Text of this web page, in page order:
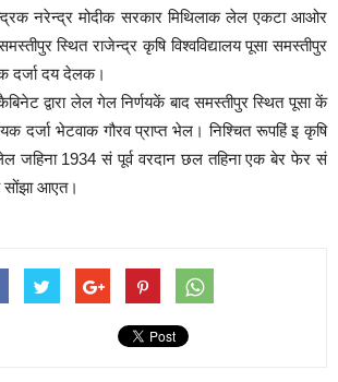
नरेन्द्र मोदीक सरकार मिथिलाक लेल एकटा आओर
स्थित राजेन्द्र कृषि विश्वविद्यालय पूसा समस्तीपुर
दर्जा दय देलक।
द्वारा लेल गेल निर्णयकें बाद समस्तीपुर स्थित पूसा कें
दर्जा भेटवाक गौरव प्राप्त भेल। निश्चित रूपहिं इ कृषि
लेल जहिना 1934 सं पूर्व वरदान छल तहिना एक बेर फेर सं
सोंझा आएत।